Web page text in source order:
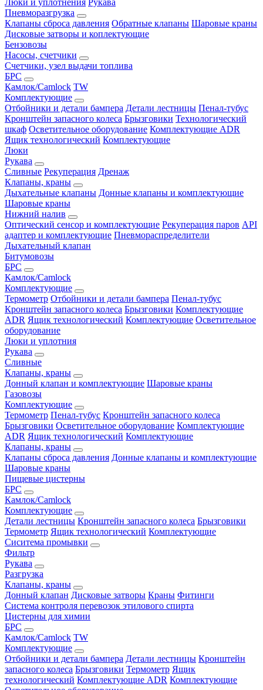
Пневморазгрузка
Клапаны сброса давления Обратные клапаны Шаровые краны
Дисковые затворы и коплектующие
Бензовозы
Насосы, счетчики
Счетчики, узел выдачи топлива
БРС
Камлок/Camlock TW
Комплектующие
Отбойники и детали бампера Детали лестницы Пенал-тубус
Кронштейн запасного колеса Брызговики Технологический
шкаф Осветительное оборудование Комплектующие ADR
Ящик технологический Комплектующие
Люки
Рукава
Сливные Рекуперация Дренаж
Клапаны, краны
Дыхательные клапаны Донные клапаны и комплектующие
Шаровые краны
Нижний налив
Оптический сенсор и комплектующие Рекуперация паров API
адаптер и комплектующие Пневмораспределители
Дыхательный клапан
Битумовозы
БРС
Камлок/Camlock
Комплектующие
Термометр Отбойники и детали бампера Пенал-тубус
Кронштейн запасного колеса Брызговики Комплектующие
ADR Ящик технологический Комплектующие Осветительное
оборудование
Люки и уплотния
Рукава
Сливные
Клапаны, краны
Донный клапан и комплектующие Шаровые краны
Газовозы
Комплектующие
Термометр Пенал-тубус Кронштейн запасного колеса
Брызговики Осветительное оборудование Комплектующие
ADR Ящик технологический Комплектующие
Клапаны, краны
Клапаны сброса давления Донные клапаны и комплектующие
Шаровые краны
Пищевые цистерны
БРС
Камлок/Camlock
Комплектующие
Детали лестницы Кронштейн запасного колеса Брызговики
Термометр Ящик технологический Комплектующие
Сиситема промывки
Фильтр
Рукава
Разгрузка
Клапаны, краны
Донный клапан Дисковые затворы Краны Фитинги
Система контроля перевозок этилового спирта
Цистерны для химии
БРС
Камлок/Camlock TW
Комплектующие
Отбойники и детали бампера Детали лестницы Кронштейн
запасного колеса Брызговики Термометр Ящик
технологический Комплектующие ADR Комплектующие